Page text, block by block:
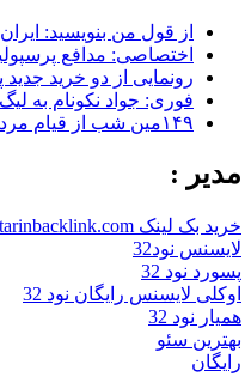
از قول من بنویسید:
اختصاصی: مدافع
رونمایی از دو خرید
فوری: جواد نکونام به
۱۴۹مین شب از قیام مردم شهرستان سلماس در راستای خونخواهی رهبر شهید + تصاویر
مدیر :
خرید بک لینک behtarinbacklink.com
لایسنس نود32
پسورد نود 32
اوکلی لایسنس رایگان نود 32
همیار نود 32
بهترین سئو
رایگان